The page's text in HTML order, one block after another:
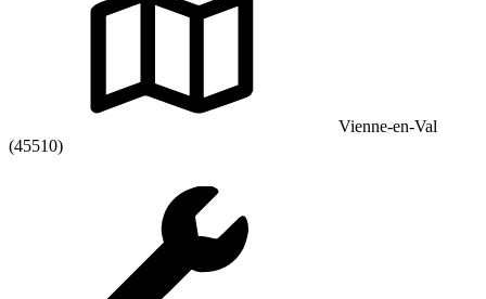
Vienne-en-Val
(45510)